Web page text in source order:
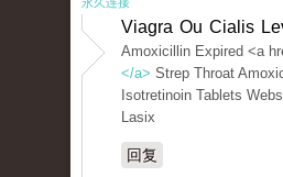
Viagra Ou Cialis
Amoxicillin Expired <a
</a> Strep Throat
Isotretinoin Tablets
Lasix
回复